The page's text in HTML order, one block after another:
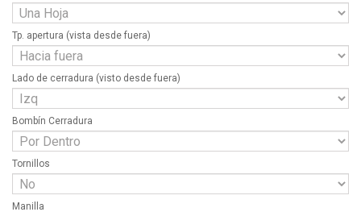
Tp. apertura (vista desde fuera)
Lado de cerradura (visto desde fuera)
Bombín Cerradura
Tornillos
Manilla